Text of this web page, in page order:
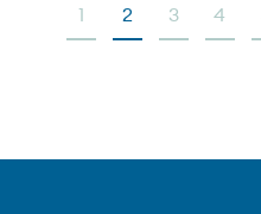
1 2 3 4